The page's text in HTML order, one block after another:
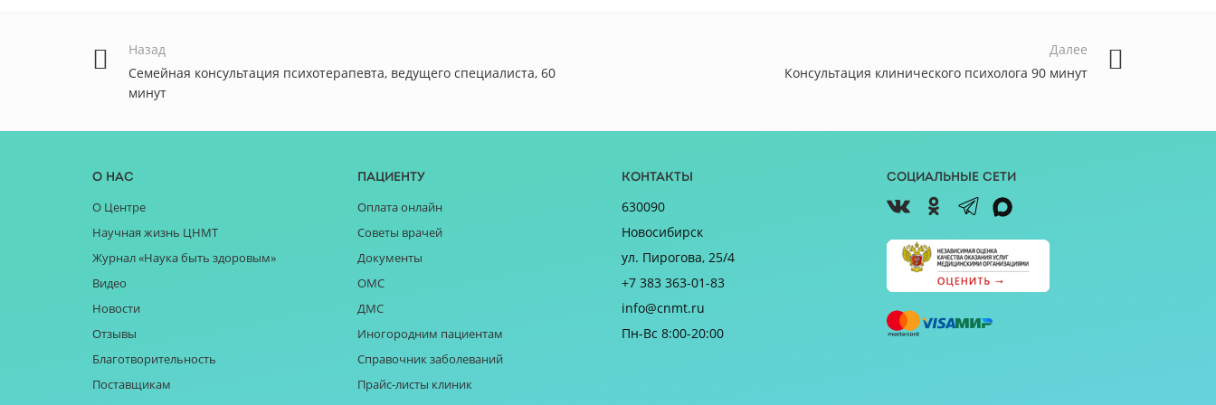
Назад
Семейная консультация психотерапевта, ведущего специалиста, 60
минут
Далее
Консультация клинического психолога 90 минут
О нас
О Центре
Научная жизнь ЦНМТ
Журнал «Наука быть здоровым»
Видео
Новости
Отзывы
Благотворительность
Поставщикам
Пациенту
Оплата онлайн
Советы врачей
Документы
ОМС
ДМС
Иногородним пациентам
Справочник заболеваний
Прайс-листы клиник
Контакты
630090
Новосибирск
ул. Пирогова, 25/4
+7 383 363-01-83
info@cnmt.ru
Пн-Вс 8:00-20:00
Социальные сети